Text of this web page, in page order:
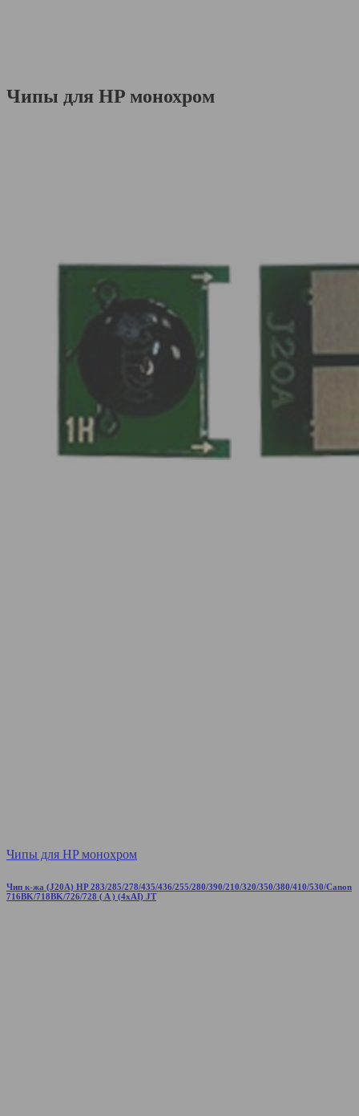
Чипы для HP монохром
Чипы для HP монохром
Чип к-жа (J20A) HP 283/285/278/435/436/255/280/390/210/320/350/380/410/530/Canon
716BK/718BK/726/728 ( A ) (4xAI) JT